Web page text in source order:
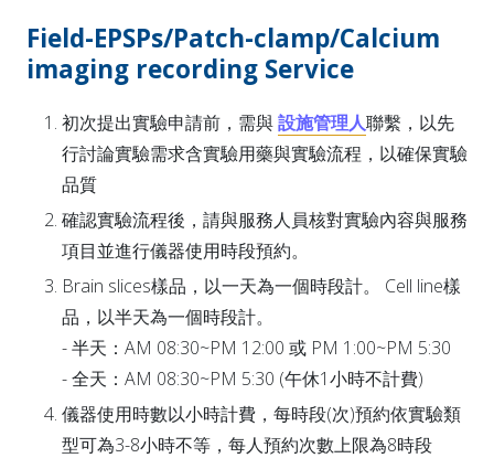
Field-EPSPs/Patch-clamp/Calcium
imaging recording Service
初次提出實驗申請前，需與設施管理人聯繫，以先
行討論實驗需求含實驗用藥與實驗流程，以確保實驗
品質
確認實驗流程後，請與服務人員核對實驗內容與服務
項目並進行儀器使用時段預約。
Brain slices樣品，以一天為一個時段計。 Cell line樣
品，以半天為一個時段計。
- 半天：AM 08:30~PM 12:00 或 PM 1:00~PM 5:30
- 全天：AM 08:30~PM 5:30 (午休1小時不計費)
儀器使用時數以小時計費，每時段(次)預約依實驗類
型可為3-8小時不等，每人預約次數上限為8時段